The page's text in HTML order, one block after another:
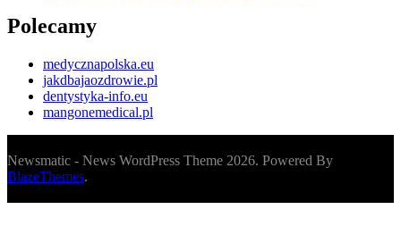
Polecamy
medycznapolska.eu
jakdbajaozdrowie.pl
dentystyka-info.eu
mangonemedical.pl
Newsmatic - News WordPress Theme 2026. Powered By
BlazeThemes.